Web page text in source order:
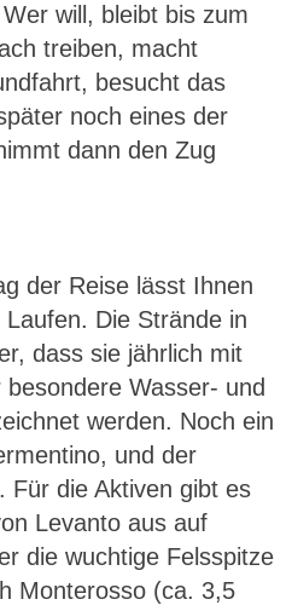
will, bleibt bis zum
treiben, macht
besucht das
noch eines der
dann den Zug
der Reise lässt Ihnen
Die Strände in
dass sie jährlich mit
Wasser- und
werden. Noch ein
und der
Für die Aktiven gibt es
Levanto aus auf
die wuchtige Felsspitze
Monterosso (ca. 3,5